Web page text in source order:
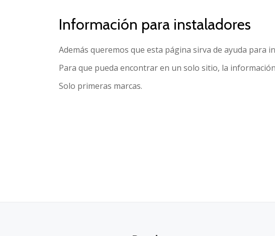
Información para instaladores
Además queremos que esta página sirva de ayuda para
Para que pueda encontrar en un solo sitio, la
Solo primeras marcas.